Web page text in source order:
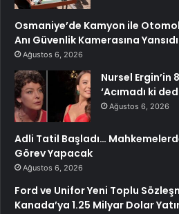
Osmaniye’de Kamyon ile
Anı Güvenlik Kamerasına Yansıdı
Ağustos 6, 2026
Nursel Ergin’in
‘Acımadı ki
Ağustos 6, 2026
Adli Tatil Başladı…
Görev Yapacak
Ağustos 6, 2026
Ford ve Unifor Yeni Toplu
Kanada’ya 1.25 Milyar Dolar